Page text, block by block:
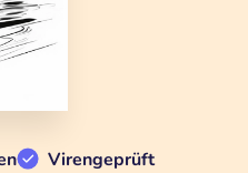
Virengeprüft